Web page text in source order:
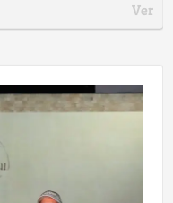
Ver